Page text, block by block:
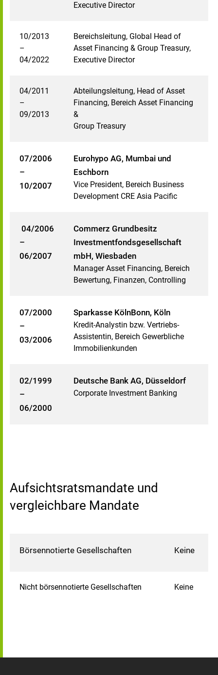
Executive Director
10/2013
–
04/2022
Bereichsleitung, Global Head of
Asset Financing & Group Treasury,
Executive Director
04/2011
–
09/2013
Abteilungsleitung, Head of Asset
Financing, Bereich Asset Financing
&
Group Treasury
07/2006
–
10/2007
Eurohypo AG, Mumbai und
Eschborn
Vice President, Bereich Business
Development CRE Asia Pacific
04/2006
–
06/2007
Commerz Grundbesitz
Investmentfondsgesellschaft
mbH, Wiesbaden
Manager Asset Financing, Bereich
Bewertung, Finanzen, Controlling
07/2000
–
03/2006
Sparkasse KölnBonn, Köln
Kredit-Analystin bzw. Vertriebs-
Assistentin, Bereich Gewerbliche
Immobilienkunden
02/1999
–
06/2000
Deutsche Bank AG, Düsseldorf
Corporate Investment Banking
Aufsichtsratsmandate und
vergleichbare Mandate
Börsennotierte Gesellschaften Keine
Nicht börsennotierte Gesellschaften Keine